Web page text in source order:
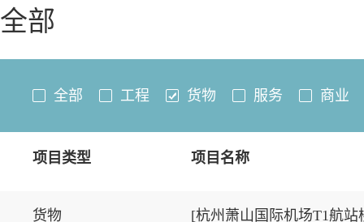
全部
全部 工程 货物 服务 商业
项目类型 项目名称
货物 [杭州萧山国际机场T1航